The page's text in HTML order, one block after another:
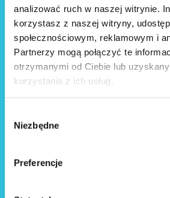
analizować ruch w naszej witrynie.
korzystasz z naszej witryny,
społecznościowym, reklamowym i
Partnerzy mogą połączyć te
otrzymanymi od Ciebie lub
korzystania z ich usług.
zgody
Niezbędne
Preferencje